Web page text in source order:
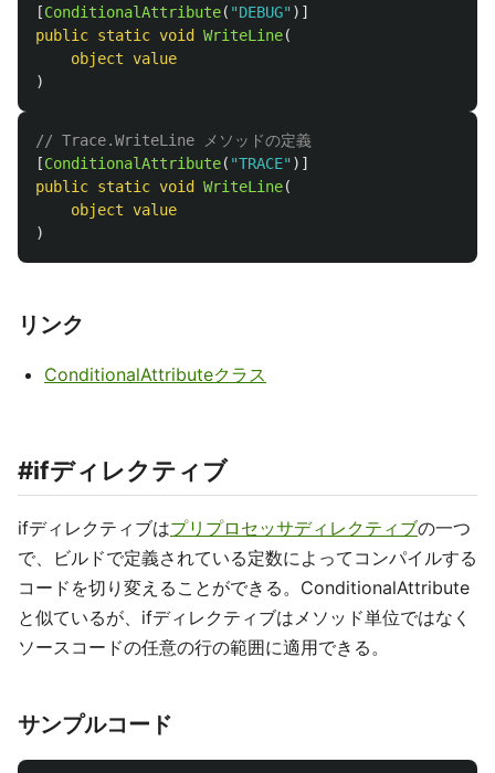
[ConditionalAttribute( "DEBUG" )]
public static void WriteLine(
object value
)
// Trace.WriteLine メソッドの定義
[ConditionalAttribute( "TRACE" )]
public static void WriteLine(
object value
)
リンク
ConditionalAttributeクラス
#ifディレクティブ
ifディレクティブはプリプロセッサディレクティブの一つ
で、ビルドで定義されている定数によってコンパイルする
コードを切り変えることができる。ConditionalAttribute
と似ているが、ifディレクティブはメソッド単位ではなく
ソースコードの任意の行の範囲に適用できる。
サンプルコード